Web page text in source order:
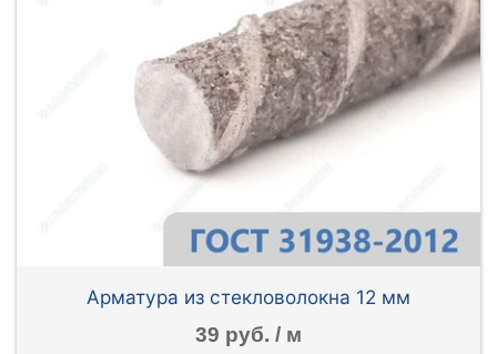
Арматура из стекловолокна 12 мм
39 руб. / м